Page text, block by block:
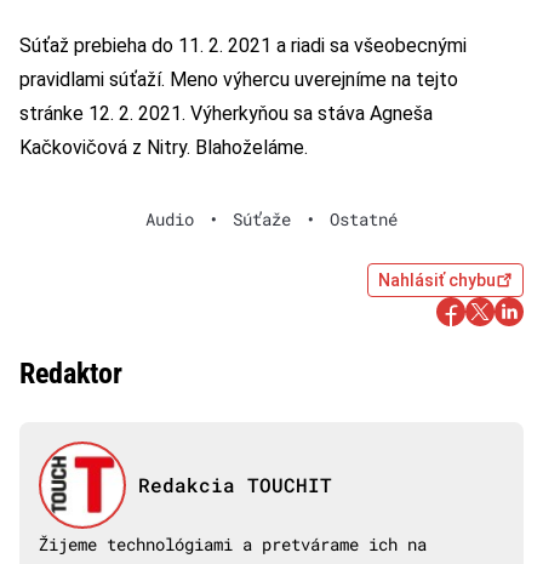
Súťaž prebieha do 11. 2. 2021 a riadi sa všeobecnými
pravidlami súťaží. Meno výhercu uverejníme na tejto
stránke 12. 2. 2021. Výherkyňou sa stáva Agneša
Kačkovičová z Nitry. Blahoželáme.
Audio • Súťaže • Ostatné
Nahlásiť chybu
Redaktor
Redakcia TOUCHIT
Žijeme technológiami a pretvárame ich na